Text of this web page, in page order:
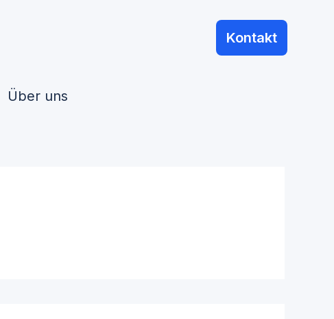
Über uns
Kontakt